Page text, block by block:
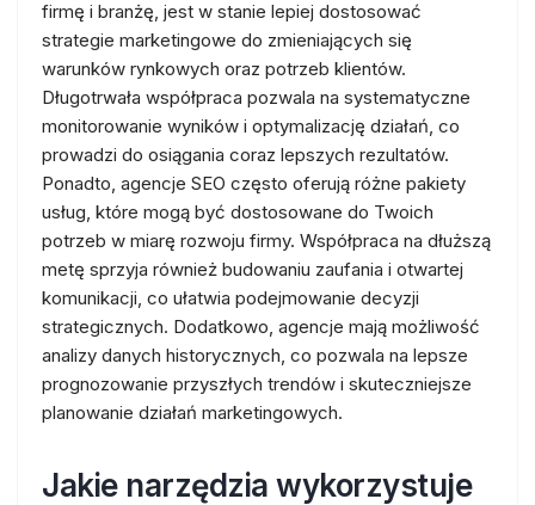
firmę i branżę, jest w stanie lepiej dostosować
strategie marketingowe do zmieniających się
warunków rynkowych oraz potrzeb klientów.
Długotrwała współpraca pozwala na systematyczne
monitorowanie wyników i optymalizację działań, co
prowadzi do osiągania coraz lepszych rezultatów.
Ponadto, agencje SEO często oferują różne pakiety
usług, które mogą być dostosowane do Twoich
potrzeb w miarę rozwoju firmy. Współpraca na dłuższą
metę sprzyja również budowaniu zaufania i otwartej
komunikacji, co ułatwia podejmowanie decyzji
strategicznych. Dodatkowo, agencje mają możliwość
analizy danych historycznych, co pozwala na lepsze
prognozowanie przyszłych trendów i skuteczniejsze
planowanie działań marketingowych.
Jakie narzędzia wykorzystuje